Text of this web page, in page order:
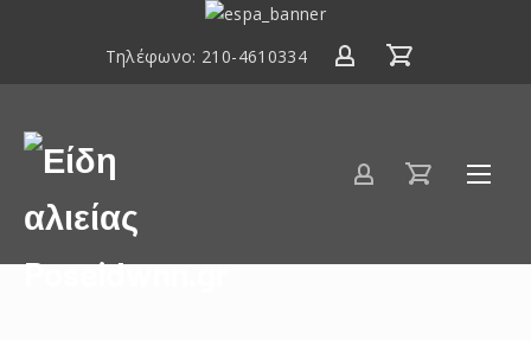
ΕΣΠΑ
2020
Τηλέφωνο: 210-4610334
Είδη
αλιείας
Poseidwnn.gr